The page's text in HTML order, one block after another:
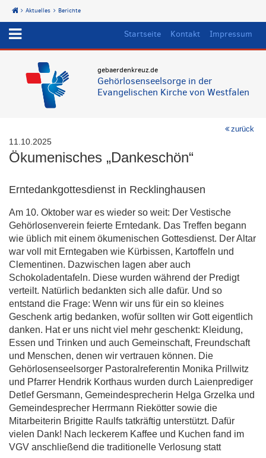
Start
Aktuelles Berichte
Startseite Kontakt Impressum
gebaerdenkreuz.de
Gehörlosenseelsorge in der
Evangelischen Kirche von Westfalen
zurück
11.10.2025
Ökumenisches „Dankeschön“
Erntedankgottesdienst in Recklinghausen
Am 10. Oktober war es wieder so weit: Der Vestische
Gehörlosenverein feierte Erntedank. Das Treffen begann
wie üblich mit einem ökumenischen Gottesdienst. Der Altar
war voll mit Erntegaben wie Kürbissen, Kartoffeln und
Clementinen. Dazwischen lagen aber auch
Schokoladentafeln. Diese wurden während der Predigt
verteilt. Natürlich bedankten sich alle dafür. Und so
entstand die Frage: Wenn wir uns für ein so kleines
Geschenk artig bedanken, wofür sollten wir Gott eigentlich
danken. Hat er uns nicht viel mehr geschenkt: Kleidung,
Essen und Trinken und auch Gemeinschaft, Freundschaft
und Menschen, denen wir vertrauen können. Die
Gehörlosenseelsorger Pastoralreferentin Monika Prillwitz
und Pfarrer Hendrik Korthaus wurden durch Laienprediger
Detlef Gersmann, Gemeindesprecherin Helga Grzelka und
Gemeindesprecher Herrmann Riekötter sowie die
Mitarbeiterin Brigitte Raulfs tatkräftig unterstützt. Dafür
vielen Dank! Nach leckerem Kaffee und Kuchen fand im
VGV anschließend die traditionelle Verlosung statt